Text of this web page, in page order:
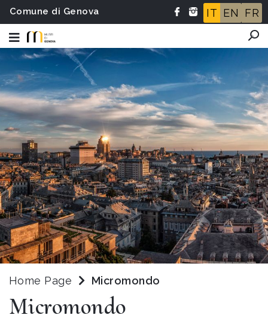
Comune di Genova IT EN FR
Home Page Micromondo
Micromondo